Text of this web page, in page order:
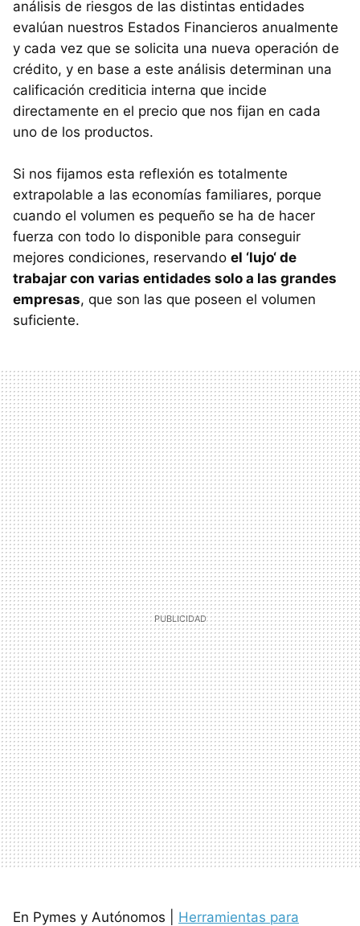
análisis de riesgos de las distintas entidades
evalúan nuestros Estados Financieros anualmente
y cada vez que se solicita una nueva operación de
crédito, y en base a este análisis determinan una
calificación crediticia interna que incide
directamente en el precio que nos fijan en cada
uno de los productos.
Si nos fijamos esta reflexión es totalmente
extrapolable a las economías familiares, porque
cuando el volumen es pequeño se ha de hacer
fuerza con todo lo disponible para conseguir
mejores condiciones, reservando el ‘lujo‘ de
trabajar con varias entidades solo a las grandes
empresas, que son las que poseen el volumen
suficiente.
En Pymes y Autónomos | Herramientas para